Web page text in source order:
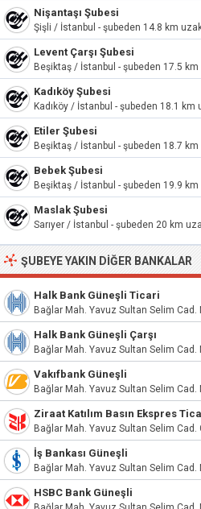
Nişantaşı Şubesi
Şişli / İstanbul - şubeden 14.8 km
Levent Çarşı Şubesi
Beşiktaş / İstanbul - şubeden 17.5
Kadıköy Şubesi
Kadıköy / İstanbul - şubeden 18.1 km
Etiler Şubesi
Beşiktaş / İstanbul - şubeden 18.7
Bebek Şubesi
Beşiktaş / İstanbul - şubeden 19.9
Maslak Şubesi
Sarıyer / İstanbul - şubeden 20 km
ŞUBEYE YAKIN DIĞER BANKALAR
Halk Bank Güneşli Ticari
Bağlar Mah. Yavuz Sultan Selim Cad.
Halk Bank Güneşli Çarşı
Bağlar Mah. Yavuz Sultan Selim Cad.
Vakıfbank Güneşli
Bağlar Mah. Yavuz Sultan Selim Cad.
Ziraat Katılım Basın Ekspres
İş Bankası Güneşli
Bağlar Mah. Yavuz Sultan Selim Cad.
HSBC Bank Güneşli